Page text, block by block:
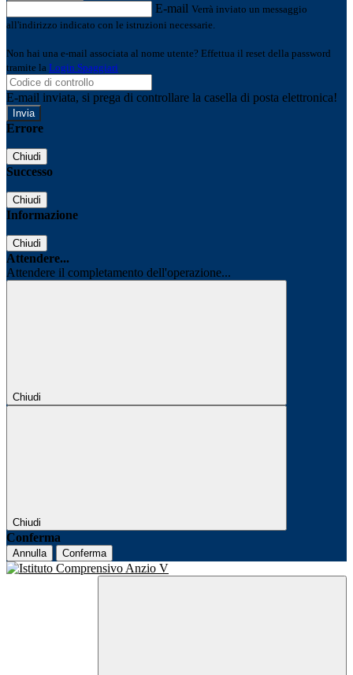
E-mail Verrà inviato un messaggio
all'indirizzo indicato con le istruzioni necessarie.
Non hai una e-mail associata al nome utente? Effettua il reset della password
tramite la Login Spaggiari
E-mail inviata, si prega di controllare la casella di posta elettronica!
Errore
Chiudi
Successo
Chiudi
Informazione
Chiudi
Attendere...
Attendere il completamento dell'operazione...
Chiudi
Chiudi
Conferma
Annulla Conferma